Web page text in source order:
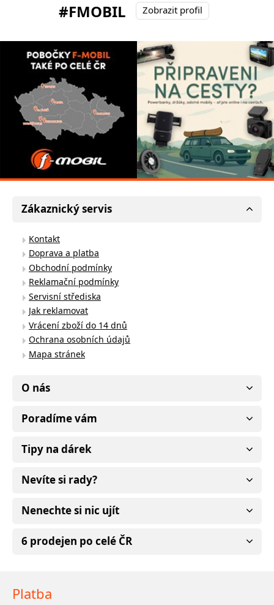
#FMOBIL
Zobrazit profil
Zákaznický servis
Kontakt
Doprava a platba
Obchodní podmínky
Reklamační podmínky
Servisní střediska
Jak reklamovat
Vrácení zboží do 14 dnů
Ochrana osobních údajů
Mapa stránek
O nás
Poradíme vám
Tipy na dárek
Nevíte si rady?
Nenechte si nic ujít
6 prodejen po celé ČR
Platba